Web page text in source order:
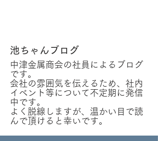
池ちゃんブログ
中津金属商会の社員によるブログ
です。
会社の雰囲気を伝えるため、社内
イベント等について不定期に発信
中です。
​よく脱線しますが、温かい目で読
んで頂けると幸いです。